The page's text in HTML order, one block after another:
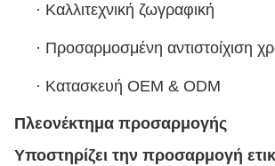
· Καλλιτεχνική ζωγραφική
· Προσαρμοσμένη αντιστοίχιση
· Κατασκευή OEM & ODM
Πλεονέκτημα προσαρμογής
Υποστηρίζει την προσαρμογή